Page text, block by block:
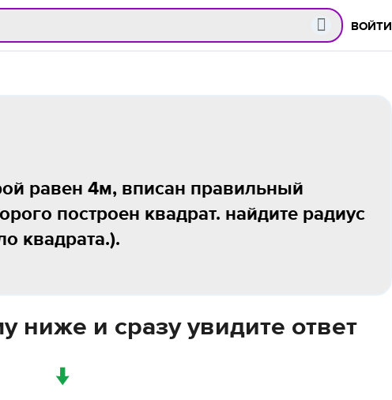
ВОЙТИ
равен 4м, вписан правильный
построен квадрат. найдите радиус
квадрата.).
ниже и сразу увидите ответ
↓